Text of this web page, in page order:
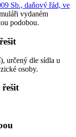
Sb., daňový řád, ve
vydaném
podobou.
určený dle sídla u
osoby.